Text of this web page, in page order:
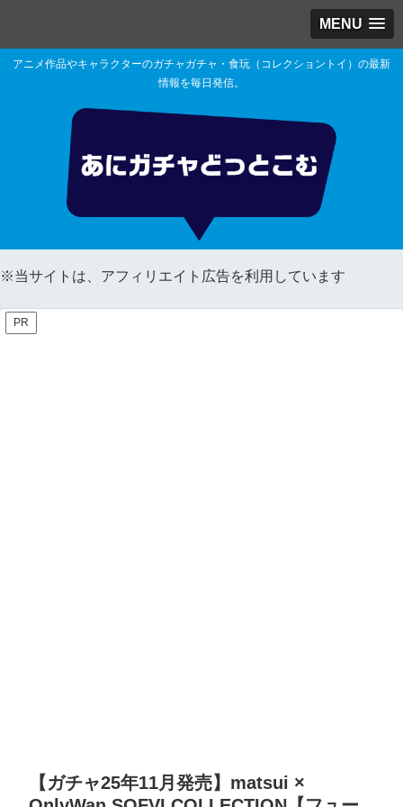
MENU
アニメ作品やキャラクターのガチャガチャ・食玩（コレクショントイ）の最新
情報を毎日発信。
※当サイトは、アフィリエイト広告を利用しています
PR
【ガチャ25年11月発売】matsui ×